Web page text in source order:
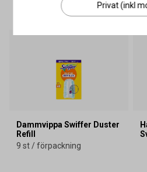
6
Dammvippa Swiffer Duster
Refill
9 st / förpackning
Privat (inkl